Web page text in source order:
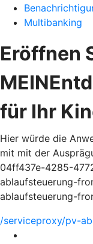
Multibanking
Eröffnen
für Ihr
Hier würde die
mit mit der
04ff437e-4285-
ablaufsteuerung-
ablaufsteuerung-
/serviceproxy/pv-